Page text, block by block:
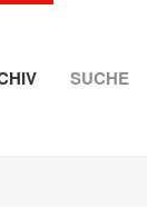
SUCHE